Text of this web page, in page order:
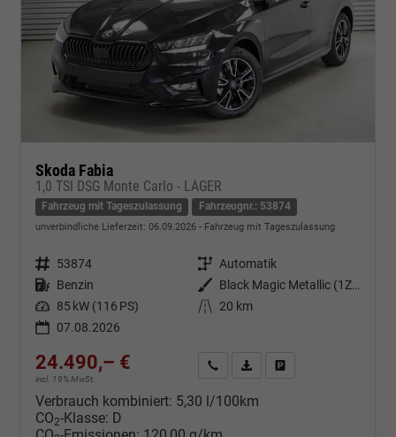
Skoda Fabia
1,0 TSI DSG Monte Carlo - LAGER
Fahrzeug mit Tageszulassung Fahrzeugnr.: 53874
unverbindliche Lieferzeit: 06.09.2026 Fahrzeug mit Tageszulassung
Fahrzeugnr. 53874 Getriebe Automatik
Kraftstoff Benzin Außenfarbe
Black Magic Metallic (1Z1Z)
Leistung 85 kW (116 PS) Kilometerstand
20 km
07.08.2026
24.490,– €
incl. 19% MwSt.
Kontakt & Angebot anfordern
PDF-Datei, Fahrzeugexposé
Verbrauch kombiniert: 5,30 l/100km
CO2-Klasse: D